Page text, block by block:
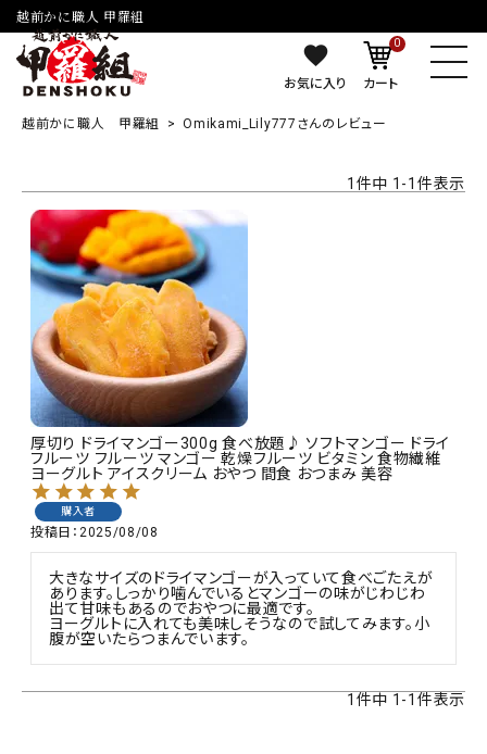
越前かに職人 甲羅組
お気に入り
0
カート
越前かに職人 甲羅組 Omikami_Lily777さんのレビュー
1 件中 1 -1 件表示
厚切り ドライマンゴー300g 食べ放題♪ ソフトマンゴー ドライ
フルーツ フルーツ マンゴー 乾燥フルーツ ビタミン 食物繊維
ヨーグルト アイスクリーム おやつ 間食 おつまみ 美容
購入者
投稿日 2025/08/08
大きなサイズのドライマンゴーが入っていて食べごたえが
あります。しっかり噛んでいるとマンゴーの味がじわじわ
出て甘味もあるのでおやつに最適です。
ヨーグルトに入れても美味しそうなので試してみます。小
腹が空いたらつまんでいます。
1 件中 1 -1 件表示